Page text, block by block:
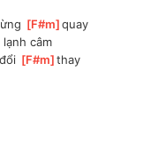
[F#m ]
quay
câm
[F#m ]thay